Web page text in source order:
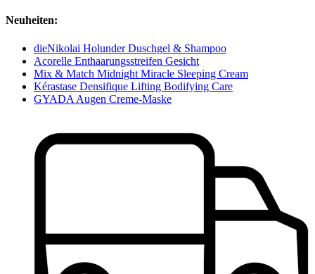
Neuheiten:
dieNikolai Holunder Duschgel & Shampoo
Acorelle Enthaarungsstreifen Gesicht
Mix & Match Midnight Miracle Sleeping Cream
Kérastase Densifique Lifting Bodifying Care
GYADA Augen Creme-Maske